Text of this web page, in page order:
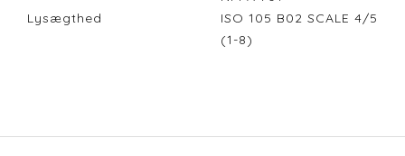
Lysægthed
ISO 105 B02 SCALE 4/5
(1-8)